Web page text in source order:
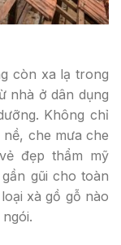
còn xa lạ trong
nhà ở dân dụng
Không chỉ
che mưa che
đẹp thẩm mỹ
gũi cho toàn
xà gồ gỗ nào